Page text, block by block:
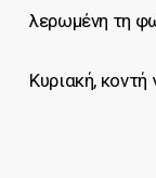
λερωμένη τη
Κυριακή, κοντή